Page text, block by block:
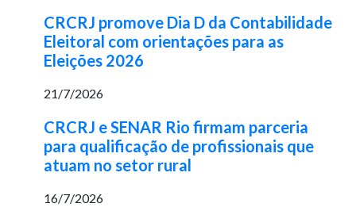
CRCRJ promove Dia D da Contabilidade
Eleitoral com orientações para as
Eleições 2026
21/7/2026
CRCRJ e SENAR Rio firmam parceria
para qualificação de profissionais que
atuam no setor rural
16/7/2026